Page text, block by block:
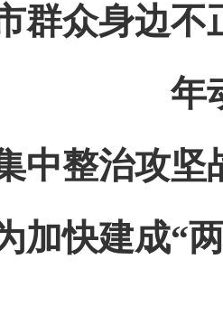
群众身边不
年
中整治攻
加快建成“